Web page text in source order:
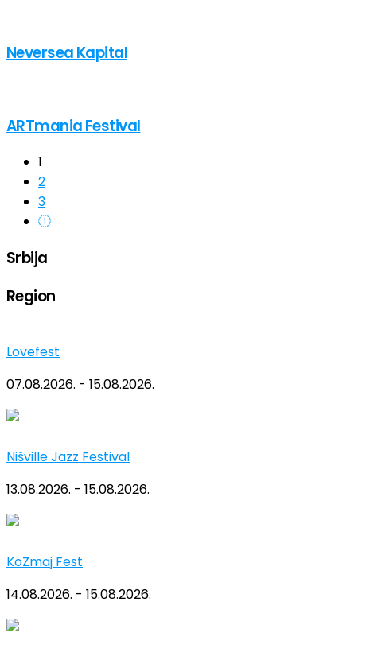
Neversea Kapital
ARTmania Festival
1
2
3
Srbija
Region
Lovefest
07.08.2026. - 15.08.2026.
Nišville Jazz Festival
13.08.2026. - 15.08.2026.
KoZmaj Fest
14.08.2026. - 15.08.2026.